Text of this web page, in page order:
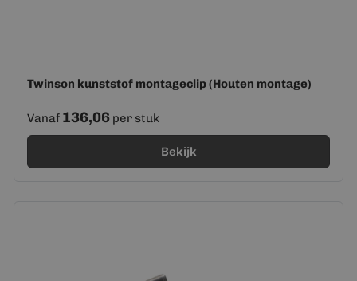
Twinson kunststof montageclip (Houten montage)
Vanaf 136,06 per stuk
Bekijk